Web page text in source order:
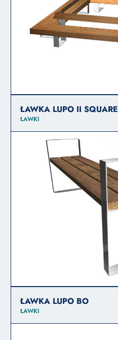
ŁAWKA LUPO II SQUARE
ŁAWKI
ŁAWKA LUPO BO
ŁAWKI